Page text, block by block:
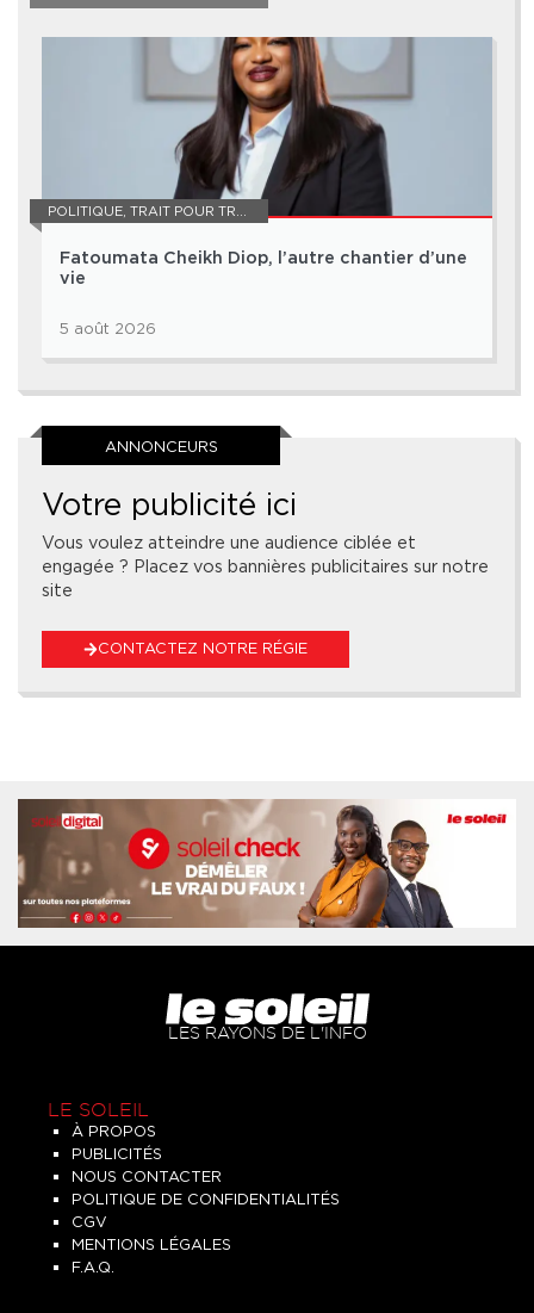
POLITIQUE TRAIT POUR TRAIT
Fatoumata Cheikh Diop, l’autre chantier d’une
vie
5 août 2026
ANNONCEURS
Votre publicité ici
Vous voulez atteindre une audience ciblée et
engagée ? Placez vos bannières publicitaires sur notre
site
CONTACTEZ NOTRE RÉGIE
LES RAYONS DE L'INFO
LE SOLEIL
À PROPOS
PUBLICITÉS
NOUS CONTACTER
POLITIQUE DE CONFIDENTIALITÉS
CGV
MENTIONS LÉGALES
F.A.Q.